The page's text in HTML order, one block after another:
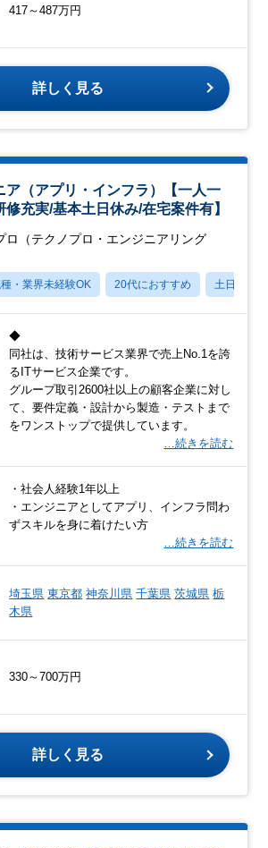
417～487万円
詳しく見る
ア（アプリ・インフラ）【一人一
修充実/基本土日休み/在宅案件有】
ロ（テクノプロ・エンジニアリング
・業界未経験OK 20代におすすめ 土日祝休み
◆
同社は、技術サービス業界で売上No.1を誇
るITサービス企業です。
グループ取引2600社以上の顧客企業に対し
て、要件定義・設計から製造・テストまで
をワンストップで提供しています。
…続きを読む
・社会人経験1年以上
・エンジニアとしてアプリ、インフラ問わ
ずスキルを身に着けたい方
…続きを読む
埼玉県 東京都 神奈川県 千葉県 茨城県 栃
木県
330～700万円
詳しく見る